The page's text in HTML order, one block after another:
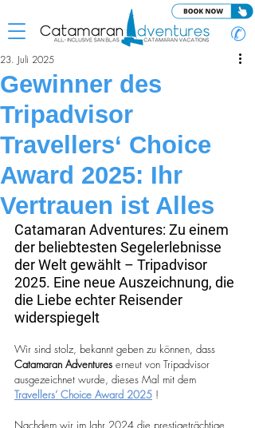
✆
Gewinner des
Tripadvisor
Travellers‘ Choice
Award 2025: Ihr
Vertrauen ist Alles
23. Juli 2025
Catamaran Adventures: Zu einem
der beliebtesten Segelerlebnisse
der Welt gewählt – Tripadvisor
2025. Eine neue Auszeichnung, die
die Liebe echter Reisender
widerspiegelt
Wir sind stolz, bekannt geben zu können, dass
Catamaran Adventures erneut von Tripadvisor
ausgezeichnet wurde, dieses Mal mit dem
Travellers‘ Choice Award 2025 !
Nachdem wir im Jahr 2024 die prestigeträchtige